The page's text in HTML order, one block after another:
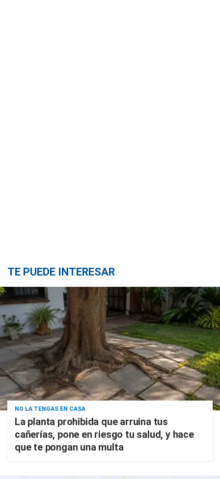
TE PUEDE INTERESAR
NO LA TENGAS EN CASA
La planta prohibida que arruina tus
cañerías, pone en riesgo tu salud, y hace
que te pongan una multa